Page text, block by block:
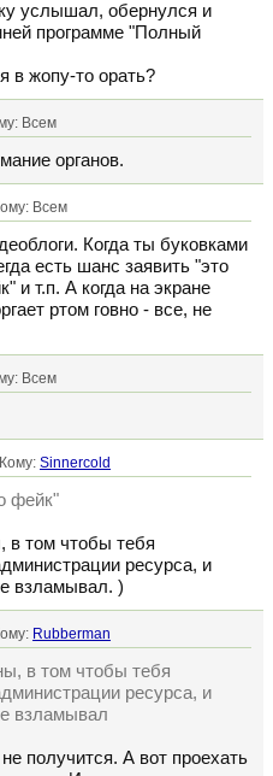
услышал, обернулся и
программе "Полный
в жопу-то орать?
Всем
органов.
Всем
Когда ты буковками
есть шанс заявить "это
и т.п. А когда на экране
ртом говно - все, не
Всем
Sinnercold
фейк"
в том чтобы тебя
ресурса, и
взламывал. )
Rubberman
в том чтобы тебя
ресурса, и
взламывал
получится. А вот проехать